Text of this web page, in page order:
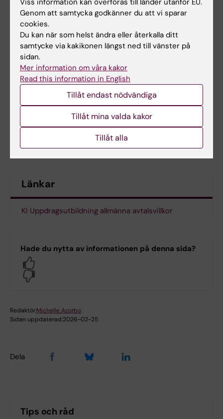
För dig som är arbetsgivare
Länkar
KI Uppdragsutbildning allmänna avtalsvillkor
Hade du nytta av informationen på denna sida?
Redaktör:Michelle Azorbo
Sidan uppdaterad:2026-02-25
Dela
Tips och råd
Genom att samtycka godkänner du att vi sparar
cookies.
Du kan när som helst ändra eller återkalla ditt
samtycke via kakikonen längst ned till vänster på
sidan.
Mer information om våra kakor
Read this information in English
Tillåt endast nödvändiga
Tillåt mina valda kakor
Tillåt alla